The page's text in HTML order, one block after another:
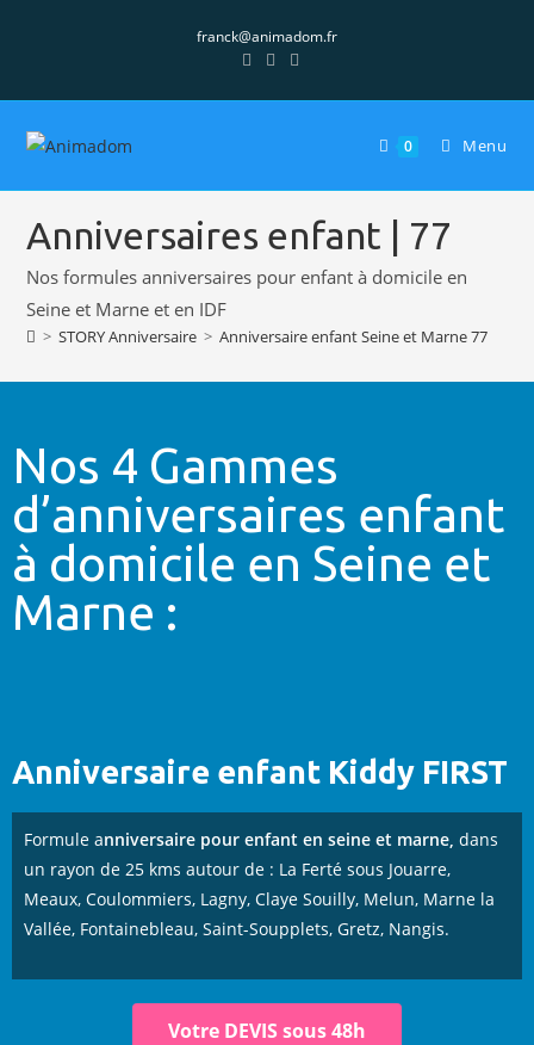
franck@animadom.fr
0 Menu
Anniversaires enfant | 77
Nos formules anniversaires pour enfant à domicile en
Seine et Marne et en IDF
> STORY Anniversaire > Anniversaire enfant Seine et Marne 77
Nos 4 Gammes
d’anniversaires enfant
à domicile en Seine et
Marne :
Anniversaire enfant Kiddy FIRST
Formule anniversaire pour enfant en seine et marne, dans
un rayon de 25 kms autour de : La Ferté sous Jouarre,
Meaux, Coulommiers, Lagny, Claye Souilly, Melun, Marne la
Vallée, Fontainebleau, Saint-Soupplets, Gretz, Nangis.
Votre DEVIS sous 48h